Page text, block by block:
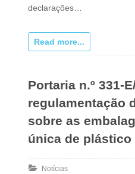
declarações…
Read more...
Portaria n.º 331-
regulamentação
sobre as
única de
Notícias